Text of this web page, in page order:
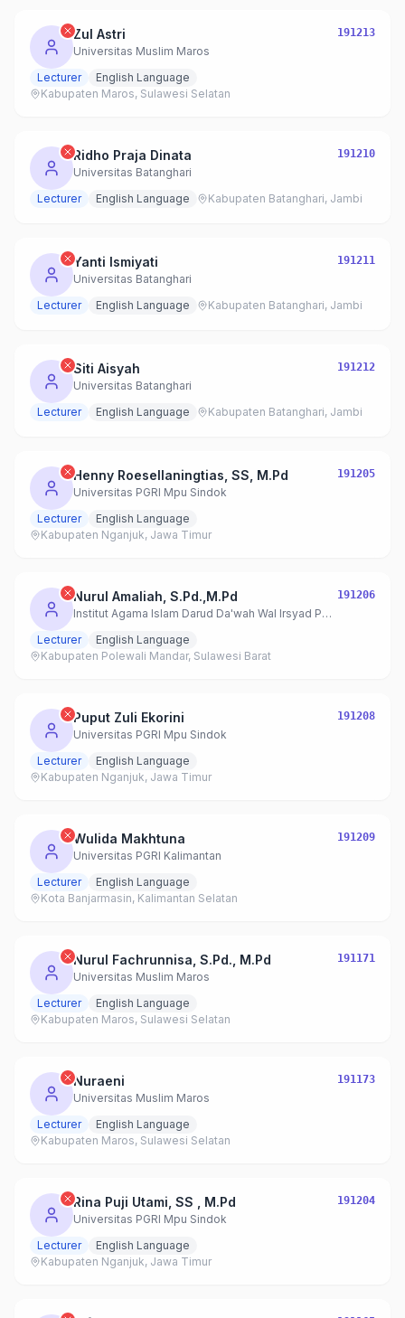
Zul Astri
Universitas Muslim Maros
191213
Lecturer
English Language
Kabupaten Maros, Sulawesi Selatan
Ridho Praja Dinata
Universitas Batanghari
191210
Lecturer English Language Kabupaten Batanghari, Jambi
Yanti Ismiyati
Universitas Batanghari
191211
Lecturer English Language Kabupaten Batanghari, Jambi
Siti Aisyah
Universitas Batanghari
191212
Lecturer English Language Kabupaten Batanghari, Jambi
Henny Roesellaningtias, SS, M.Pd
Universitas PGRI Mpu Sindok
191205
Lecturer
English Language
Kabupaten Nganjuk, Jawa Timur
Nurul Amaliah, S.Pd.,M.Pd
Institut Agama Islam Darud Da'wah Wal Irsyad Polewali Mandar
191206
Lecturer
English Language
Kabupaten Polewali Mandar, Sulawesi Barat
Puput Zuli Ekorini
Universitas PGRI Mpu Sindok
191208
Lecturer
English Language
Kabupaten Nganjuk, Jawa Timur
Wulida Makhtuna
Universitas PGRI Kalimantan
191209
Lecturer
English Language
Kota Banjarmasin, Kalimantan Selatan
Nurul Fachrunnisa, S.Pd., M.Pd
Universitas Muslim Maros
191171
Lecturer
English Language
Kabupaten Maros, Sulawesi Selatan
Nuraeni
Universitas Muslim Maros
191173
Lecturer
English Language
Kabupaten Maros, Sulawesi Selatan
Rina Puji Utami, SS , M.Pd
Universitas PGRI Mpu Sindok
191204
Lecturer
English Language
Kabupaten Nganjuk, Jawa Timur